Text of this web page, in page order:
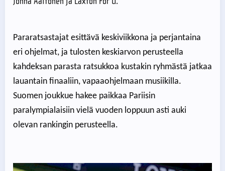
Pararatsastajat esittävä keskiviikkona ja perjantaina
eri ohjelmat, ja tulosten keskiarvon perusteella
kahdeksan parasta ratsukkoa kustakin ryhmästä jatkaa
lauantain finaaliin, vapaaohjelmaan musiikilla.
Suomen joukkue hakee paikkaa Pariisin
paralympialaisiin vielä vuoden loppuun asti auki
olevan rankingin perusteella.